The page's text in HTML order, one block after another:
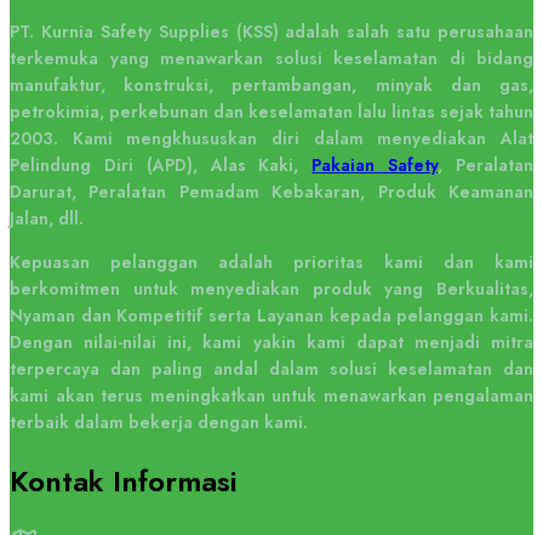
PT. Kurnia Safety Supplies (KSS) adalah salah satu perusahaan
terkemuka yang menawarkan solusi keselamatan di bidang
manufaktur, konstruksi, pertambangan, minyak dan gas,
petrokimia, perkebunan dan keselamatan lalu lintas sejak tahun
2003. Kami mengkhususkan diri dalam menyediakan Alat
Pelindung Diri (APD), Alas Kaki, Pakaian Safety, Peralatan
Darurat, Peralatan Pemadam Kebakaran, Produk Keamanan
Jalan, dll.
Kepuasan pelanggan adalah prioritas kami dan kami
berkomitmen untuk menyediakan produk yang Berkualitas,
Nyaman dan Kompetitif serta Layanan kepada pelanggan kami.
Dengan nilai-nilai ini, kami yakin kami dapat menjadi mitra
terpercaya dan paling andal dalam solusi keselamatan dan
kami akan terus meningkatkan untuk menawarkan pengalaman
terbaik dalam bekerja dengan kami.
Kontak Informasi